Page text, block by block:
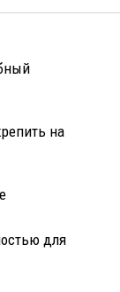
на
для